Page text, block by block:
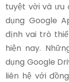
tuyệt vời và ưu
dụng Google
định vai trò
hiện nay.
dụng Google
liên hệ với